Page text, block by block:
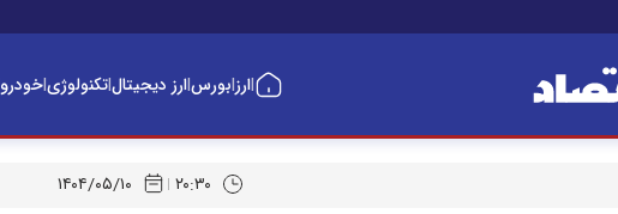
|ارز|بورس|ارز دیجیتال|تکنولوژی|خودرو
۱۴۰۴/۰۵/۱۰ ۲۰:۳۰